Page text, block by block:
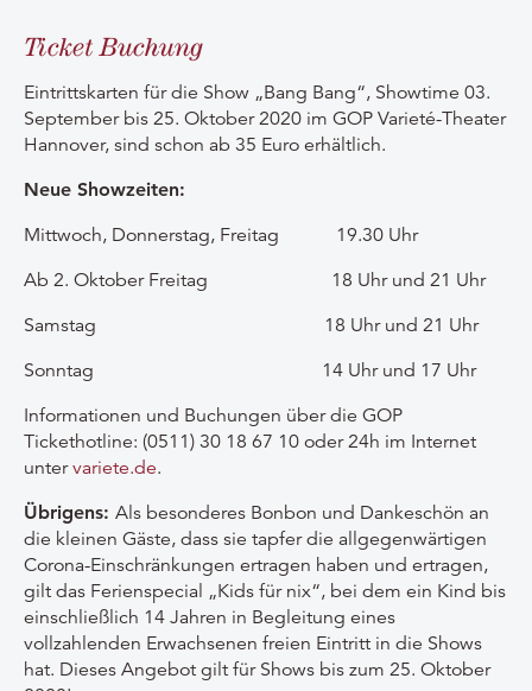
Ticket Buchung
Eintrittskarten für die Show „Bang Bang“, Showtime 03.
September bis 25. Oktober 2020 im GOP Varieté-Theater
Hannover, sind schon ab 35 Euro erhältlich.
Neue Showzeiten:
Mittwoch, Donnerstag, Freitag 19.30 Uhr
Ab 2. Oktober Freitag 18 Uhr und 21 Uhr
Samstag 18 Uhr und 21 Uhr
Sonntag 14 Uhr und 17 Uhr
Informationen und Buchungen über die GOP
Tickethotline: (0511) 30 18 67 10 oder 24h im Internet
untervariete.de.
Übrigens: Als besonderes Bonbon und Dankeschön an
die kleinen Gäste, dass sie tapfer die allgegenwärtigen
Corona-Einschränkungen ertragen haben und ertragen,
gilt das Ferienspecial „Kids für nix“, bei dem ein Kind bis
einschließlich 14 Jahren in Begleitung eines
vollzahlenden Erwachsenen freien Eintritt in die Shows
hat. Dieses Angebot gilt für Shows bis zum 25. Oktober